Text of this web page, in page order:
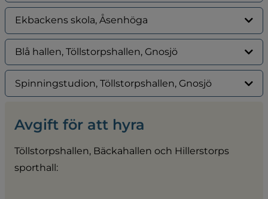
Ekbackens skola, Åsenhöga
Blå hallen, Töllstorpshallen, Gnosjö
Spinningstudion, Töllstorpshallen, Gnosjö
Avgift för att hyra
Töllstorpshallen, Bäckahallen och Hillerstorps
sporthall: